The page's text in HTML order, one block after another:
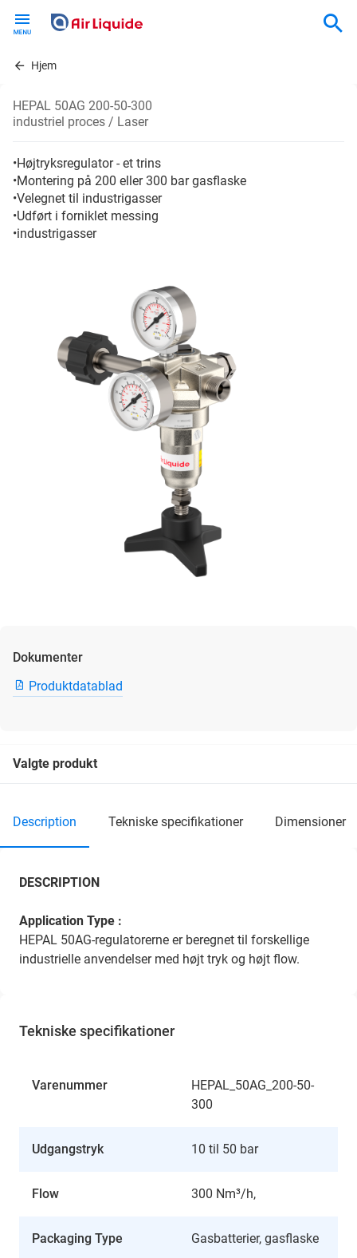
contentHjem
HEPAL 50AG 200-50-300
industriel proces / Laser
•Højtryksregulator - et trins
•Montering på 200 eller 300 bar gasflaske
•Velegnet til industrigasser
•Udført i forniklet messing
•industrigasser
Dokumenter
Produktdatablad
Valgte produkt
description tekniske specifikationer dimensioner
DESCRIPTION
Application Type :
HEPAL 50AG-regulatorerne er beregnet til forskellige
industrielle anvendelser med højt tryk og højt flow.
Tekniske specifikationer
Varenummer
HEPAL_50AG_200-50-
300
Udgangstryk 10 til 50 bar
Flow 300 Nm³/h,
Packaging Type Gasbatterier, gasflaske